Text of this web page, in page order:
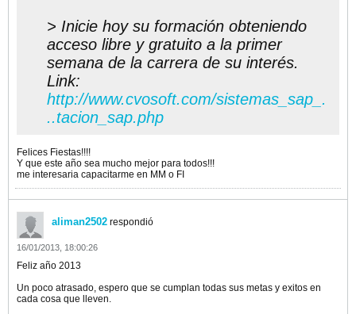
> Inicie hoy su formación obteniendo
acceso libre y gratuito a la primer
semana de la carrera de su interés.
Link:
http://www.cvosoft.com/sistemas_sap_.
..tacion_sap.php
Felices Fiestas!!!!
Y que este año sea mucho mejor para todos!!!
me interesaria capacitarme en MM o FI
aliman2502 respondió
16/01/2013, 18:00:26
Feliz año 2013
Un poco atrasado, espero que se cumplan todas sus metas y exitos en
cada cosa que lleven.